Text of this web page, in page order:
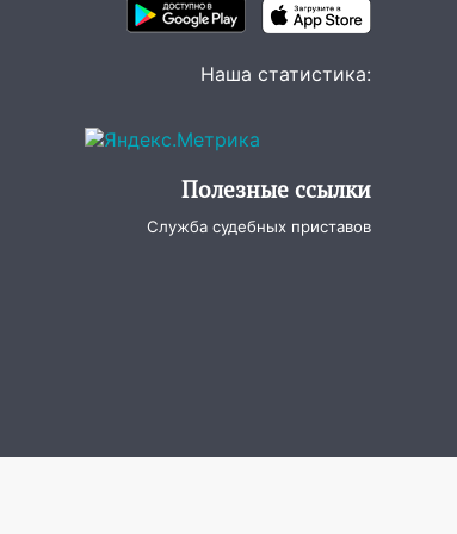
Наша статистика:
Полезные ссылки
Служба судебных приставов